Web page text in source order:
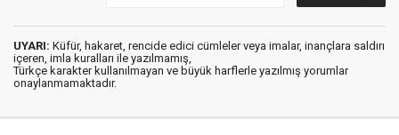
UYARI: Küfür, hakaret, rencide edici cümleler veya imalar, inançlara saldırı
içeren, imla kuralları ile yazılmamış,
Türkçe karakter kullanılmayan ve büyük harflerle yazılmış yorumlar
onaylanmamaktadır.